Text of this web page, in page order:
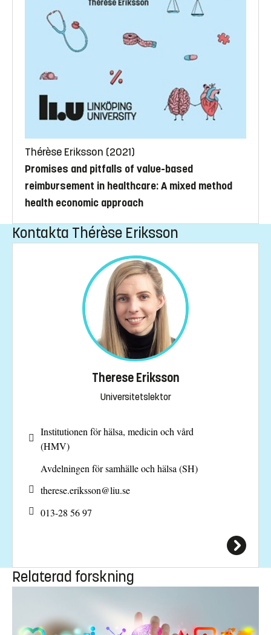
Thérèse Eriksson (2021)
Promises and pitfalls of value-based
reimbursement in healthcare: A mixed method
health economic approach
Kontakta Thérèse Eriksson
Therese Eriksson
Universitetslektor
Institutionen för hälsa, medicin och vård
(HMV)
Avdelningen för samhälle och hälsa (SH)
therese.eriksson@liu.se
013-28 56 97
Relaterad forskning